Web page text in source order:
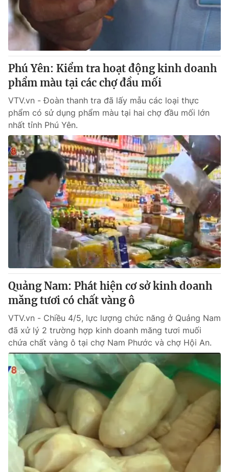
Sản phẩm
Thị trường
Tư vấn
Lịch phát sóng
Chuyên mục khác
Emagazine Podcast
Photo Infographic
Video Shorts video
VTV Money VTV Thể thao
VTV Sức khoẻ Bất động sản
Thị trường 24h Tấm lòng Việt
VTV4 Vươn mình bằng AI
VTV9 VTV8
Liên hệ tòa soạn English
THỜI BÁO VTV
Theo dõi báo trên
Cơ quan chủ quản: Đài Truyền hình Việt Nam
Cơ quan báo chí:Thời báo VTV
Giấy phép hoạt động báo in và báo điện tử số 483/GP-BTTTT
Phú Yên: Kiểm tra hoạt động kinh doanh
phẩm màu tại các chợ đầu mối
VTV.vn - Đoàn thanh tra đã lấy mẫu các loại thực
phẩm có sử dụng phẩm màu tại hai chợ đầu mối lớn
nhất tỉnh Phú Yên.
Quảng Nam: Phát hiện cơ sở kinh doanh
măng tươi có chất vàng ô
VTV.vn - Chiều 4/5, lực lượng chức năng ở Quảng Nam
đã xử lý 2 trường hợp kinh doanh măng tươi muối
chứa chất vàng ô tại chợ Nam Phước và chợ Hội An.